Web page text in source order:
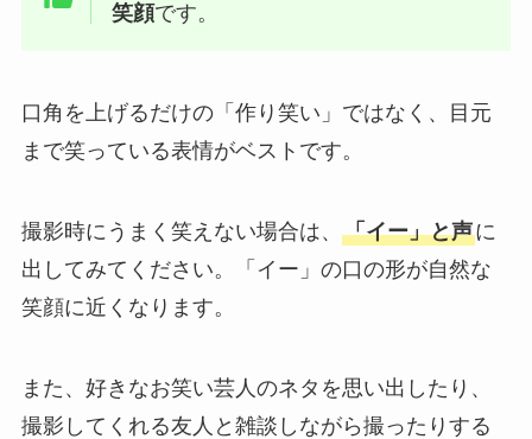
笑顔です。
口角を上げるだけの「作り笑い」ではなく、目元
まで笑っている表情がベストです。
撮影時にうまく笑えない場合は、 「イー」と声に
出してみてください。「イー」の口の形が自然な
笑顔に近くなります。
また、好きなお笑い芸人のネタを思い出したり、
撮影してくれる友人と雑談しながら撮ったりする